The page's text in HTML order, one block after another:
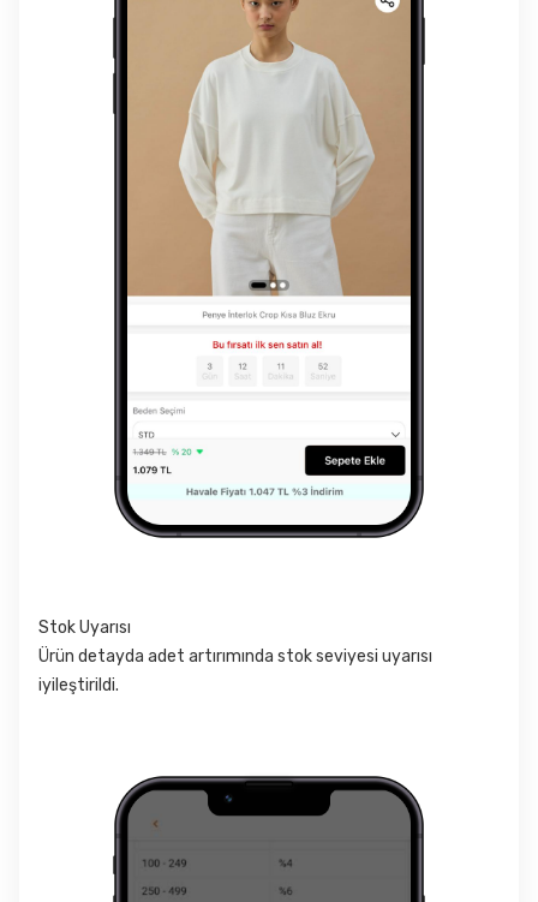
Stok Uyarısı
Ürün detayda adet artırımında stok seviyesi uyarısı
iyileştirildi.